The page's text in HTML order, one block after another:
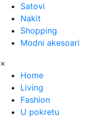
Satovi
Nakit
Shopping
Modni akesoari
×
Home
Living
Fashion
U pokretu